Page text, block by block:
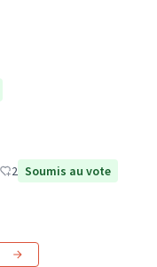
2 Soumis au vote